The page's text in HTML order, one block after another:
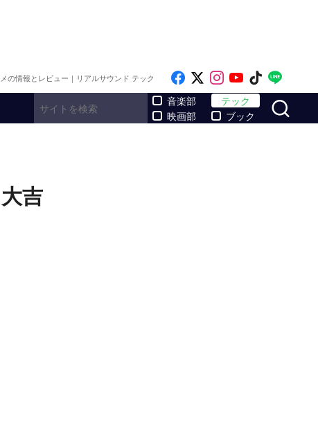
の情報とレビュー｜リアルサウンド テック Like on Facebook
Follow on x
Follow on
Follow on
Follow
音楽部
映画部
テック
ブック
吉